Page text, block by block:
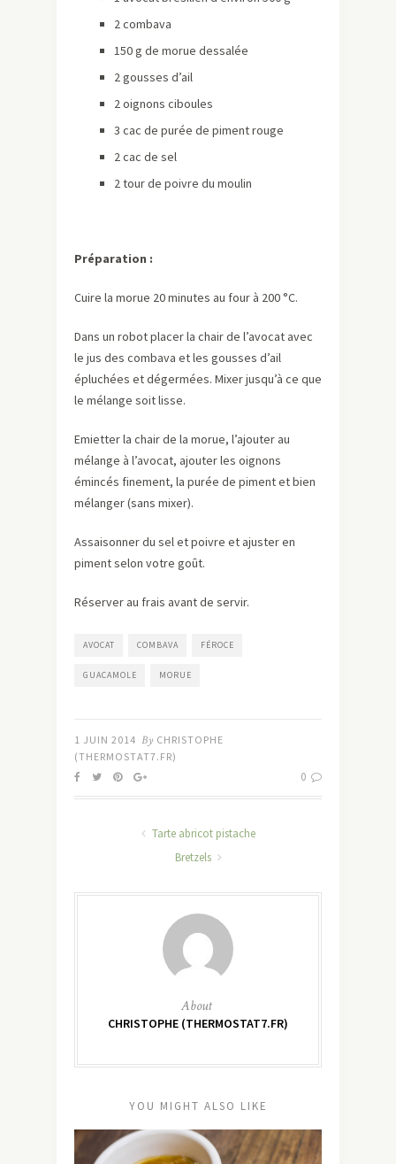
2 combava
150 g de morue dessalée
2 gousses d’ail
2 oignons ciboules
3 cac de purée de piment rouge
2 cac de sel
2 tour de poivre du moulin
Préparation :
Cuire la morue 20 minutes au four à 200 °C.
Dans un robot placer la chair de l’avocat avec
le jus des combava et les gousses d’ail
épluchées et dégermées. Mixer jusqu’à ce que
le mélange soit lisse.
Emietter la chair de la morue, l’ajouter au
mélange à l’avocat, ajouter les oignons
émincés finement, la purée de piment et bien
mélanger (sans mixer).
Assaisonner du sel et poivre et ajuster en
piment selon votre goût.
Réserver au frais avant de servir.
AVOCAT COMBAVA FÉROCE
GUACAMOLE MORUE
1 JUIN 2014 By CHRISTOPHE
(THERMOSTAT7.FR)
0
Tarte abricot pistache
Bretzels
About
CHRISTOPHE (THERMOSTAT7.FR)
YOU MIGHT ALSO LIKE